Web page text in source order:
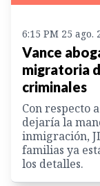
6:15 PM 25 ago.
Vance
migratoria
criminales
Con respecto
dejaría la
inmigración,
familias ya
los detalles.